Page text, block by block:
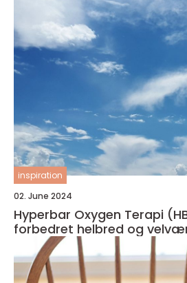
inspiration
02. June 2024
Hyperbar Oxygen Terapi
forbedret helbred og